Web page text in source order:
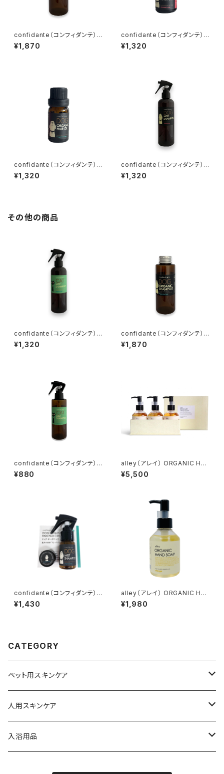
confidante（コンフィダンテ）ド
ッグオーガニックシャンプー ミ
ニ 無香料
¥1,870
confidante（コンフィダンテ）
ドッグオーガニックヘアオイル
ダマスクローズ
¥1,320
confidante（コンフィダンテ）
ドッグオーガニックヘアオイル
無香料
¥1,320
confidante（コンフィダンテ）
ドッグミストシャンプー ダマス
クローズ
¥1,320
その他の商品
confidante（コンフィダンテ）
キャットミストシャンプー 無香
料
¥1,320
confidante（コンフィダンテ）ド
ッグオーガニックシャンプー ミ
ニ 無香料
¥1,870
confidante（コンフィダンテ）
キャットミストシャンプー ミニ
無香料
¥880
alley（アレイ） ORGANIC HA
ND SOAP３本セットＡ（無香料
＋香料【ダマスクローズ除く】５
¥5,500
confidante（コンフィダンテ）
おさんぽセット ドッグミストシ
ャンプー 肉球クリーム 無香
¥1,430
alley（アレイ） ORGANIC HA
ND SOAP オーガニックハンド
ソープ オレンジ
¥1,980
CATEGORY
ペット用スキンケア
犬用オーガニックシャンプー
犬用ミストシャンプー
人用スキンケア
alley
入浴用品